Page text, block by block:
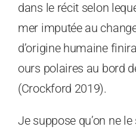
dans le récit selon
mer imputée au
d’origine humaine
ours polaires au bord
(Crockford 2019).
Je suppose qu’on ne